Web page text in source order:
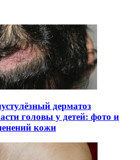
дерматоз
головы у детей: фото и
кожи